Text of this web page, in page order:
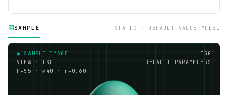
SAMPLE STATIC · DEFAULT-VALUE MODEL
● SAMPLE IMAGE
VIEW · ISO
h=55 · ⌀40 · r=0.60
EGG
DEFAULT PARAMETERS